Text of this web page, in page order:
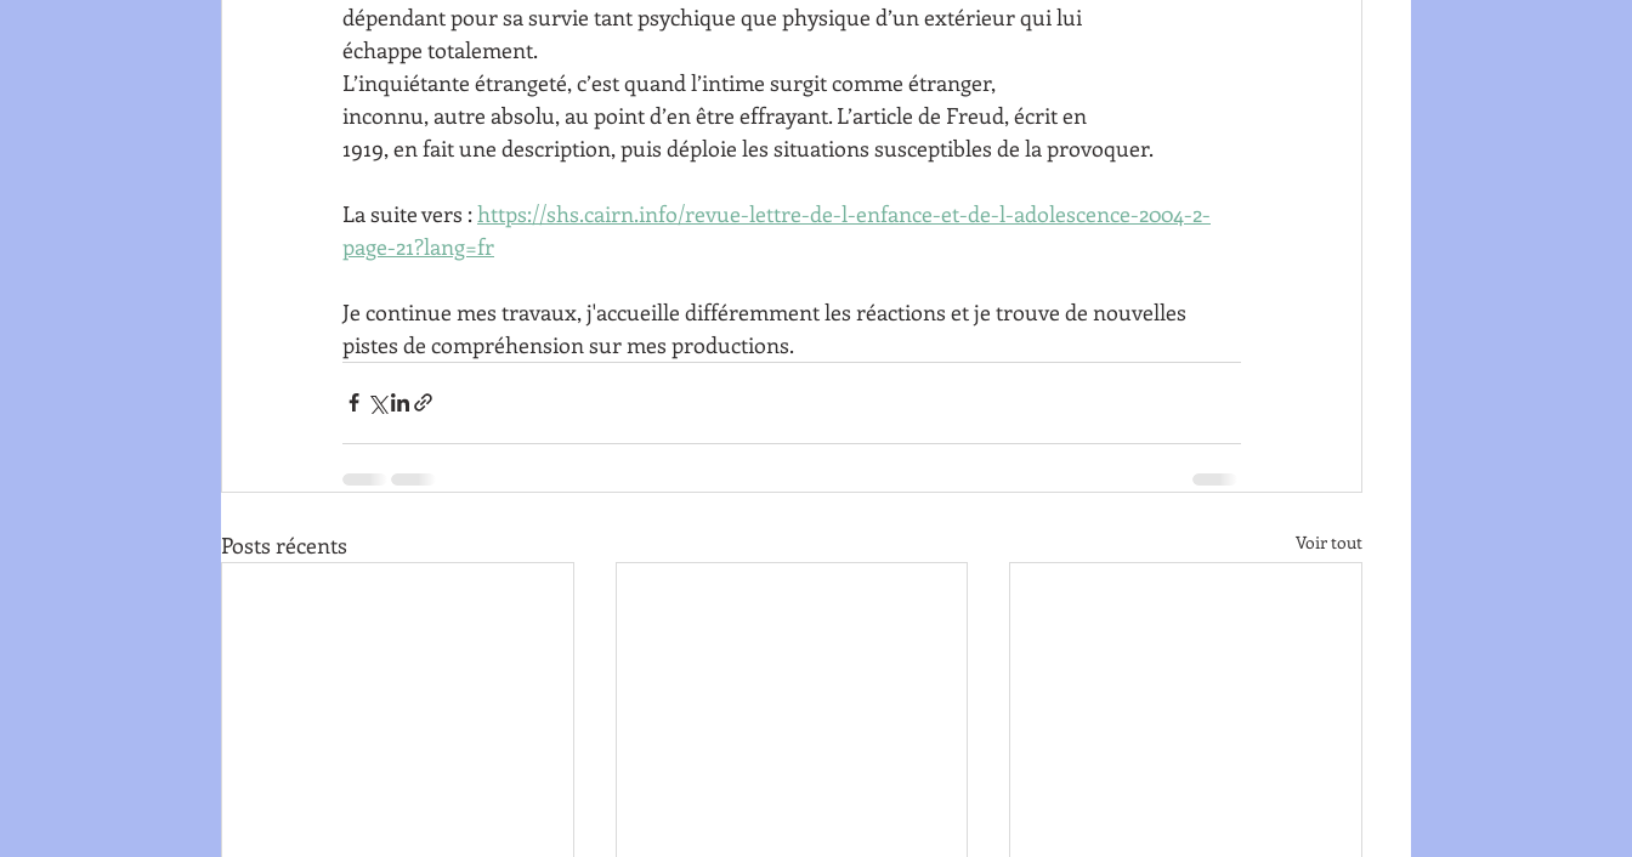
dépendant pour sa survie tant psychique que physique d’un extérieur qui lui
échappe totalement.
L’inquiétante étrangeté, c’est quand l’intime surgit comme étranger,
inconnu, autre absolu, au point d’en être effrayant. L’article de Freud, écrit en
1919, en fait une description, puis déploie les situations susceptibles de la provoquer.
La suite vers : https://shs.cairn.info/revue-lettre-de-l-enfance-et-de-l-adolescence-2004-2-
page-21?lang=fr
Je continue mes travaux, j'accueille différemment les réactions et je trouve de nouvelles
pistes de compréhension sur mes productions.
Posts récents Voir tout